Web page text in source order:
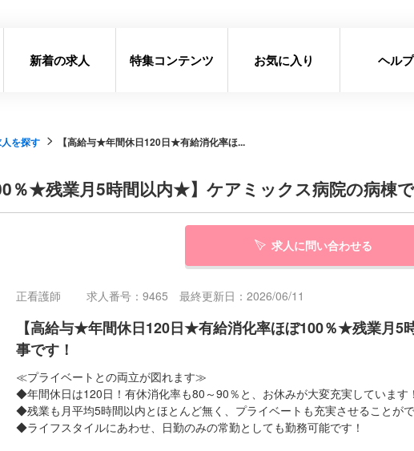
新着の求人 特集コンテンツ お気に入り ヘルプ
を探す 【高給与★年間休日120日★有給消化率ほ...
★残業月5時間以内★】ケアミックス病院の病棟で
求人に問い合わせる
正看護師 求人番号：9465 最終更新日：2026/06/11
【高給与★年間休日120日★有給消化率ほぼ100％★残業月5
事です！
≪プライベートとの両立が図れます≫
◆年間休日は120日！有休消化率も80～90％と、お休みが大変充実しています！
◆残業も月平均5時間以内とほとんど無く、プライベートも充実させることが
◆ライフスタイルにあわせ、日勤のみの常勤としても勤務可能です！